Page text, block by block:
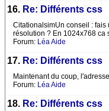
16. Re: Différents css
CitationalsimUn conseil : fais
résolution ? En 1024x768 ca
Forum: Léa Aide
17. Re: Différents css
Maintenant du coup,
Forum: Léa Aide
18. Re: Différents css